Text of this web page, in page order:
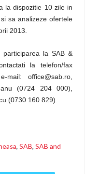
la dispozitie 10 zile in
sa analizeze ofertele
2013.
participarea la SAB &
la telefon/fax
mail: office@sab.ro,
(0724 204 000),
(0730 160 829).
, SAB, SAB and